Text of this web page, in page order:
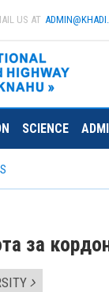
US AT ADMIN@
SCIENCE
за